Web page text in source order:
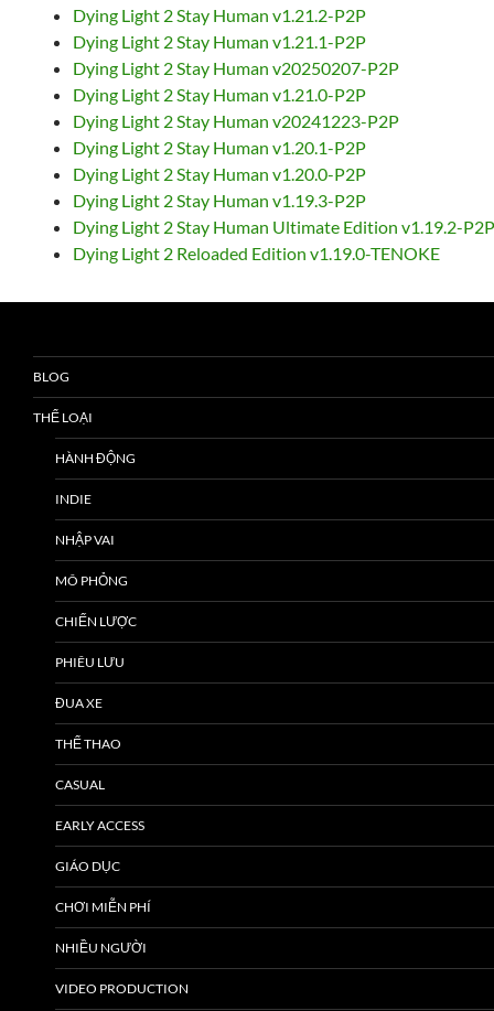
Dying Light 2 Stay Human v1.21.2-P2P
Dying Light 2 Stay Human v1.21.1-P2P
Dying Light 2 Stay Human v20250207-P2P
Dying Light 2 Stay Human v1.21.0-P2P
Dying Light 2 Stay Human v20241223-P2P
Dying Light 2 Stay Human v1.20.1-P2P
Dying Light 2 Stay Human v1.20.0-P2P
Dying Light 2 Stay Human v1.19.3-P2P
Dying Light 2 Stay Human Ultimate Edition v1.19.2-
Dying Light 2 Reloaded Edition v1.19.0-TENOKE
BLOG
THỂ LOẠI
HÀNH ĐỘNG
INDIE
NHẬP VAI
MÔ PHỎNG
CHIẾN LƯỢC
PHIÊU LƯU
ĐUA XE
THỂ THAO
CASUAL
EARLY ACCESS
GIÁO DỤC
CHƠI MIỄN PHÍ
NHIỀU NGƯỜI
VIDEO PRODUCTION